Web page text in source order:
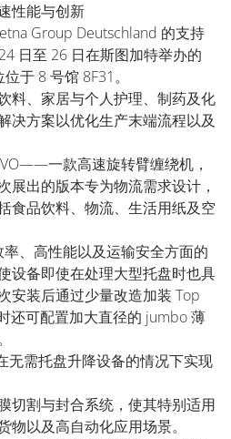
性能与创新
Group Deutschland 的支持
日至 26 日在斯图加特举办的
于 8 号馆 8F31。
料、家居与个人护理、制药及化
决方案以优化生产末端流程以及
一款高速旋转臂缠绕机，
展出的版本专为物流需求设计，
食品饮料、物流、生活用纸及空
、高性能以及运输安全方面的
设备即使在处理大型托盘时也具
安装后通过少量改造加装 Top
还可配置加大直径的 jumbo 薄
无需托盘升降设备的情况下实现
切割与封合系统，使其特别适用
以及高自动化应用场景。